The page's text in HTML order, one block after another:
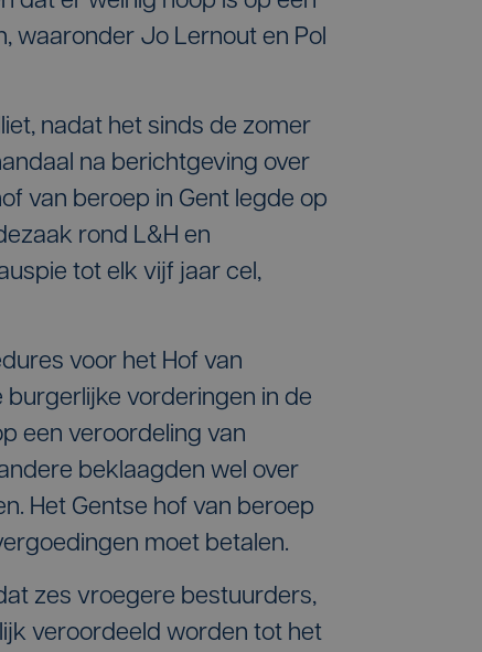
waaronder Jo Lernout en Pol
nadat het sinds de zomer
na berichtgeving over
van beroep in Gent legde op
rond L&H en
tot elk vijf jaar cel,
voor het Hof van
burgerlijke vorderingen in de
een veroordeling van
beklaagden wel over
Het Gentse hof van beroep
moet betalen.
zes vroegere bestuurders,
veroordeeld worden tot het